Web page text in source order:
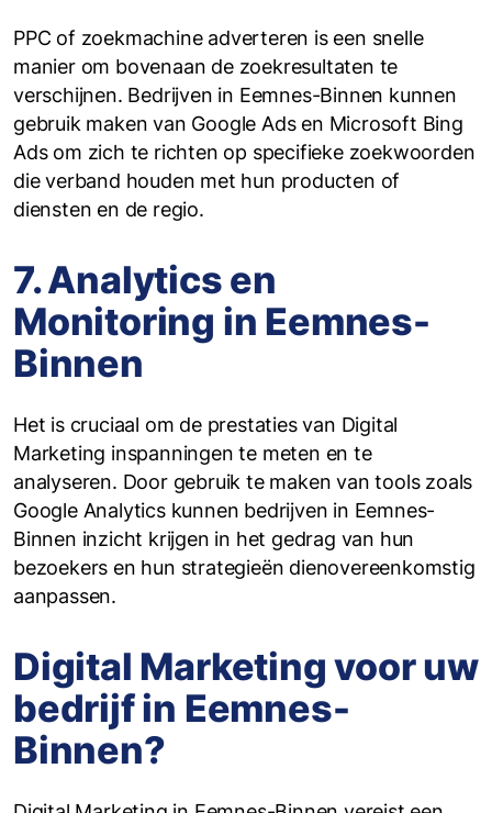
PPC of zoekmachine adverteren is een snelle
manier om bovenaan de zoekresultaten te
verschijnen. Bedrijven in Eemnes-Binnen kunnen
gebruik maken van Google Ads en Microsoft Bing
Ads om zich te richten op specifieke zoekwoorden
die verband houden met hun producten of
diensten en de regio.
7. Analytics en
Monitoring in Eemnes-
Binnen
Het is cruciaal om de prestaties van Digital
Marketing inspanningen te meten en te
analyseren. Door gebruik te maken van tools zoals
Google Analytics kunnen bedrijven in Eemnes-
Binnen inzicht krijgen in het gedrag van hun
bezoekers en hun strategieën dienovereenkomstig
aanpassen.
Digital Marketing voor uw
bedrijf in Eemnes-
Binnen?